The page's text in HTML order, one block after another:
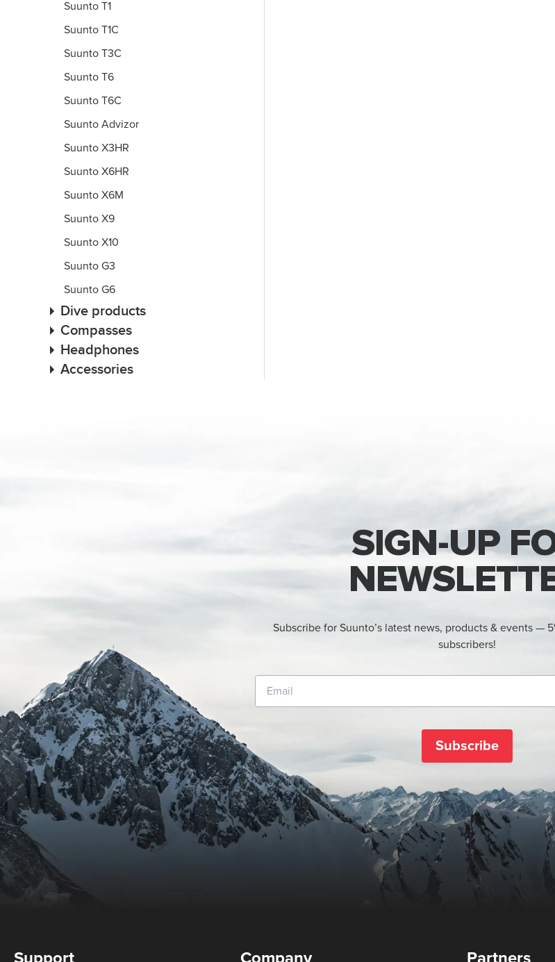
Suunto T1
Suunto T1C
Suunto T3C
Suunto T6
Suunto T6C
Suunto Advizor
Suunto X3HR
Suunto X6HR
Suunto X6M
Suunto X9
Suunto X10
Suunto G3
Suunto G6
Dive products
Compasses
Headphones
Accessories
SIGN-UP
Subscribe for Suunto’s latest news, products & events —
subscribers!
Subscribe
Support Company Partners